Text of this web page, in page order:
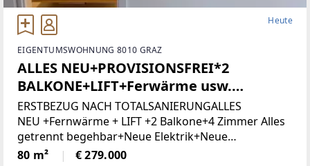
Heute
EIGENTUMSWOHNUNG 8010 GRAZ
ALLES NEU+PROVISIONSFREI*2
BALKONE+LIFT+Ferwärme usw.
(Provisionsfrei)
ERSTBEZUG NACH TOTALSANIERUNGALLES
NEU +Fernwärme + LIFT +2 Balkone+4 Zimmer Alles
getrennt begehbar+Neue Elektrik+Neue
Türen+Neues Bad+Neuer Parkett+Neue
80 m² € 279.000